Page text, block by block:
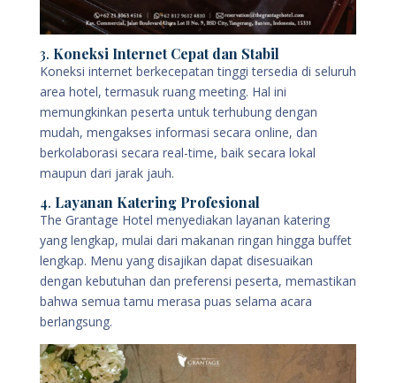
3. Koneksi Internet Cepat dan Stabil
Koneksi internet berkecepatan tinggi tersedia di seluruh
area hotel, termasuk ruang meeting. Hal ini
memungkinkan peserta untuk terhubung dengan
mudah, mengakses informasi secara online, dan
berkolaborasi secara real-time, baik secara lokal
maupun dari jarak jauh.
4. Layanan Katering Profesional
The Grantage Hotel menyediakan layanan katering
yang lengkap, mulai dari makanan ringan hingga buffet
lengkap. Menu yang disajikan dapat disesuaikan
dengan kebutuhan dan preferensi peserta, memastikan
bahwa semua tamu merasa puas selama acara
berlangsung.